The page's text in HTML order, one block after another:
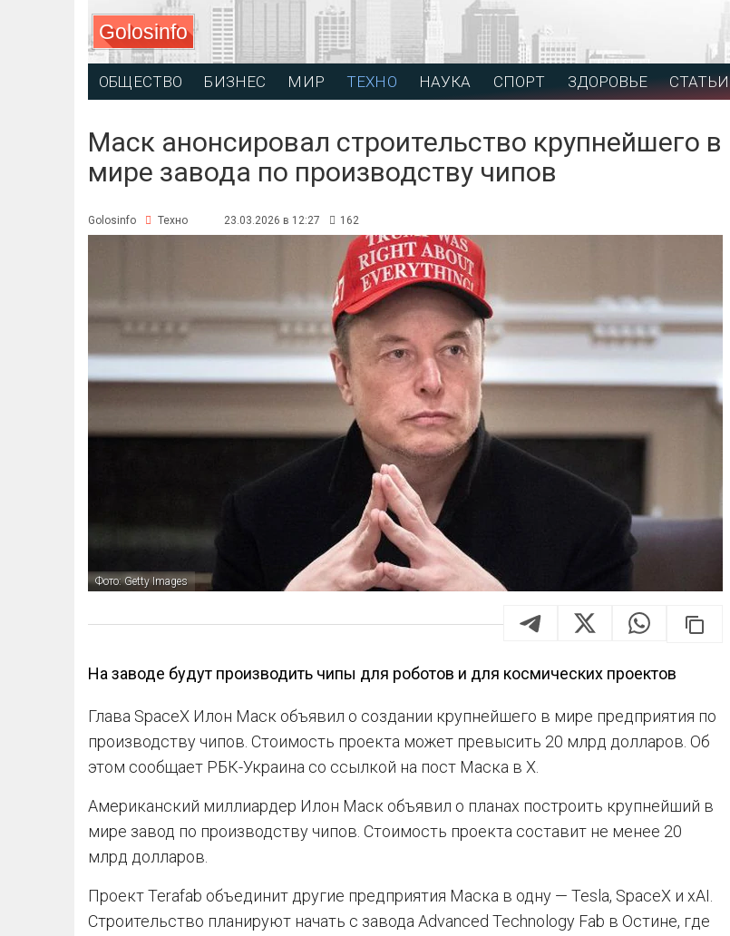
Golosinfo
ОБЩЕСТВО БИЗНЕС МИР ТЕХНО НАУКА СПОРТ ЗДОРОВЬЕ СТАТЬИ
Маск анонсировал строительство крупнейшего в
мире завода по производству чипов
Golosinfo Техно 23.03.2026 в 12:27 162
Фото: Getty Images
На заводе будут производить чипы для роботов и для космических проектов
Глава SpaceX Илон Маск объявил о создании крупнейшего в мире предприятия по
производству чипов. Стоимость проекта может превысить 20 млрд долларов. Об
этом сообщает РБК-Украина со ссылкой на пост Маска в Х.
Американский миллиардер Илон Маск объявил о планах построить крупнейший в
мире завод по производству чипов. Стоимость проекта составит не менее 20
млрд долларов.
Проект Terafab объединит другие предприятия Маска в одну — Tesla, SpaceX и xAI.
Строительство планируют начать с завода Advanced Technology Fab в Остине, где